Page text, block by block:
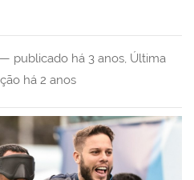
publicado há 3 anos, Última
há 2 anos